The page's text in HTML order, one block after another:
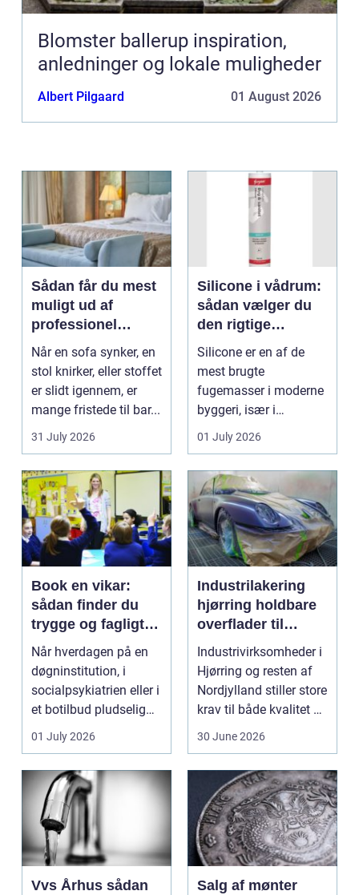
Blomster ballerup inspiration,
anledninger og lokale muligheder
Albert Pilgaard 01 August 2026
Sådan får du mest
muligt ud af
professionel
møbelpolstring
Når en sofa synker, en
stol knirker, eller stoffet
er slidt igennem, er
mange fristede til bar...
31 July 2026
Silicone i vådrum:
sådan vælger du
den rigtige
fugemasse
Silicone er en af de
mest brugte
fugemasser i moderne
byggeri, især i
badeværelser,
køkkener og andr...
01 July 2026
Book en vikar:
sådan finder du
trygge og fagligt
stærke løsninger
Når hverdagen på en
døgninstitution, i
socialpsykiatrien eller i
et botilbud pludselig
ændrer sig, k...
01 July 2026
Industrilakering
hjørring holdbare
overflader til
industri og erhverv
Industrivirksomheder i
Hjørring og resten af
Nordjylland stiller store
krav til både kvalitet og
hol...
30 June 2026
Vvs Århus sådan
Salg af mønter